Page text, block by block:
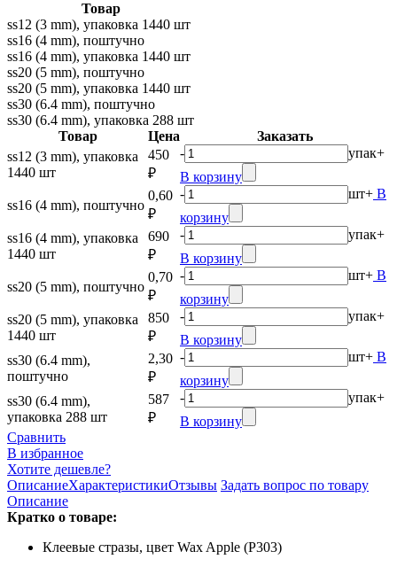
Товар
ss12 (3 mm), упаковка 1440 шт
ss16 (4 mm), поштучно
ss16 (4 mm), упаковка 1440 шт
ss20 (5 mm), поштучно
ss20 (5 mm), упаковка 1440 шт
ss30 (6.4 mm), поштучно
ss30 (6.4 mm), упаковка 288 шт
Товар
Цена
Заказать
ss12 (3 mm), упаковка
1440 шт
450
₽
- упак+
В корзину
ss16 (4 mm), поштучно
0,60
₽
- шт+ В
корзину
ss16 (4 mm), упаковка
1440 шт
690
₽
- упак+
В корзину
ss20 (5 mm), поштучно
0,70
₽
- шт+ В
корзину
ss20 (5 mm), упаковка
1440 шт
850
₽
- упак+
В корзину
ss30 (6.4 mm),
поштучно
2,30
₽
- шт+ В
корзину
ss30 (6.4 mm),
упаковка 288 шт
587
₽
- упак+
В корзину
Сравнить
В избранное
Хотите дешевле?
ОписаниеХарактеристикиОтзывы Задать вопрос по товару
Описание
Кратко о товаре:
Клеевые стразы, цвет Wax Apple (P303)